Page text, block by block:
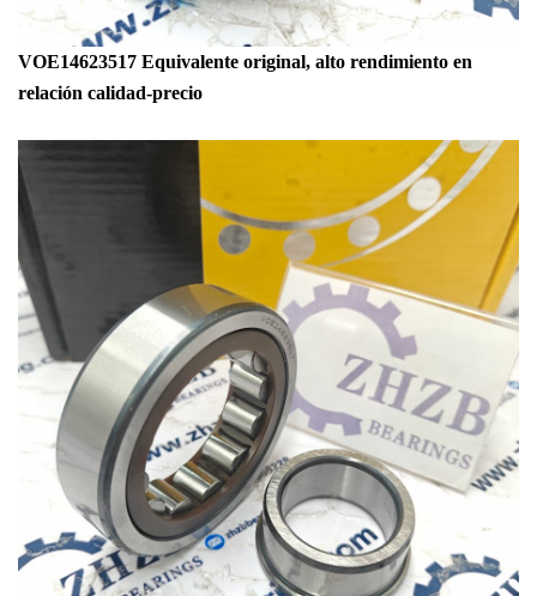
VOE14623517 Equivalente original, alto rendimiento en
relación calidad-precio